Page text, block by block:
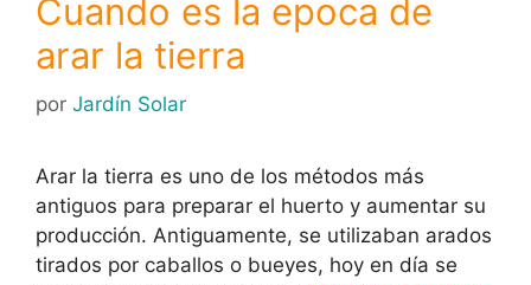
Cuando es la epoca de
arar la tierra
por Jardín Solar
Arar la tierra es uno de los métodos más
antiguos para preparar el huerto y aumentar su
producción. Antiguamente, se utilizaban arados
tirados por caballos o bueyes, hoy en día se